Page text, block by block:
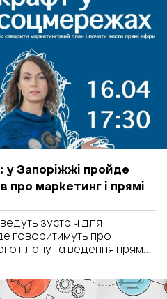
тут важлива взаємоповага.
Запоріжжі пройде
про маркетинг і прямі
зустріч для
говоритимуть про
плану та ведення прямих